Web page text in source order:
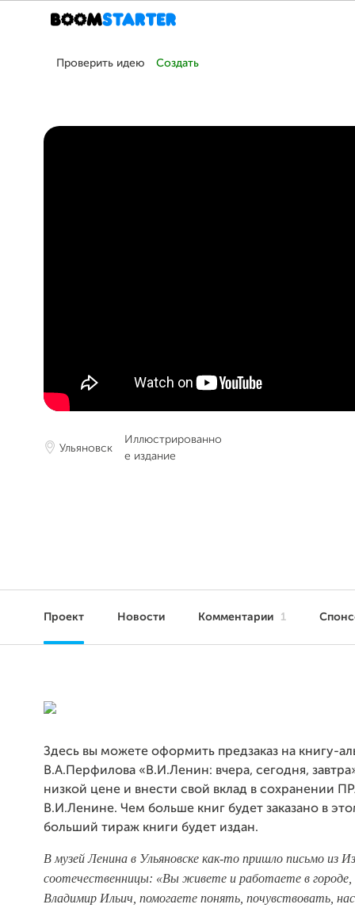
Проверить идею Создать
Ульяновск
Иллюстрированно
е издание
Проект Новости Комментарии 1
Здесь вы можете оформить предзаказ на книгу-
В.А.Перфилова «В.И.Ленин: вчера, сегодня,
низкой цене и внести свой вклад в сохранении
В.И.Ленине. Чем больше книг будет заказано в
больший тираж книги будет издан.
В музей Ленина в Ульяновске как-то пришло письмо из
соотечественницы: «Вы живете и работаете в
Владимир Ильич, помогаете понять, почувствовать,